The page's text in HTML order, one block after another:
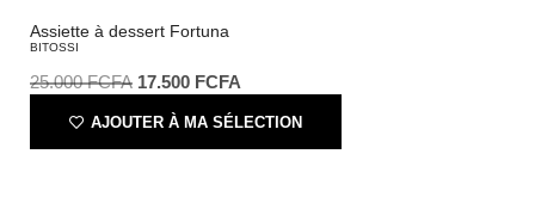
Assiette à dessert Fortuna
BITOSSI
25.000FCFA 17.500 FCFA
AJOUTER À MA SÉLECTION